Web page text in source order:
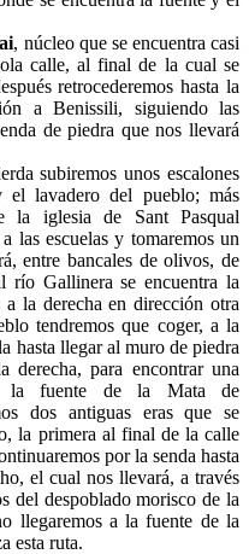
, núcleo que se encuentra casi
calle, al final de la cual se
retrocederemos hasta la
a Benissili, siguiendo las
de piedra que nos llevará
subiremos unos escalones
lavadero del pueblo; más
la iglesia de Sant Pasqual
las escuelas y tomaremos un
entre bancales de olivos, de
río Gallinera se encuentra la
la derecha en dirección otra
tendremos que coger, a la
hasta llegar al muro de piedra
derecha, para encontrar una
la fuente de la Mata de
dos antiguas eras que se
la primera al final de la calle
por la senda hasta
el cual nos llevará, a través
del despoblado morisco de la
llegaremos a la fuente de la
esta ruta.